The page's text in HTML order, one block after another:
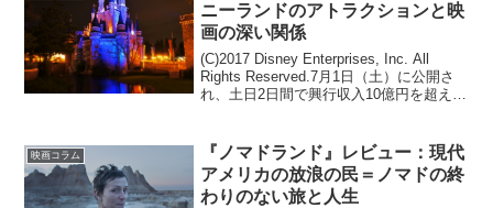
ニーランドのアトラクションと映
画の深い関係
(C)2017 Disney Enterprises, Inc. All
Rights Reserved.7月1日（土）に公開さ
れ、土日2日間で興行収入10億円を超える
本...
映画コラム
『ノマドランド』レビュー：現代
アメリカの放浪の民＝ノマドの終
わりのない旅と人生